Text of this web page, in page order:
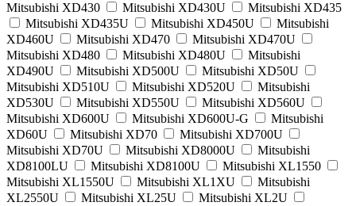
Mitsubishi XD430
Mitsubishi XD430U
Mitsubishi XD435
Mitsubishi XD435U
Mitsubishi XD450U
Mitsubishi
XD460U
Mitsubishi XD470
Mitsubishi XD470U
Mitsubishi XD480
Mitsubishi XD480U
Mitsubishi
XD490U
Mitsubishi XD500U
Mitsubishi XD50U
Mitsubishi XD510U
Mitsubishi XD520U
Mitsubishi
XD530U
Mitsubishi XD550U
Mitsubishi XD560U
Mitsubishi XD600U
Mitsubishi XD600U-G
Mitsubishi
XD60U
Mitsubishi XD70
Mitsubishi XD700U
Mitsubishi XD70U
Mitsubishi XD8000U
Mitsubishi
XD8100LU
Mitsubishi XD8100U
Mitsubishi XL1550
Mitsubishi XL1550U
Mitsubishi XL1XU
Mitsubishi
XL2550U
Mitsubishi XL25U
Mitsubishi XL2U